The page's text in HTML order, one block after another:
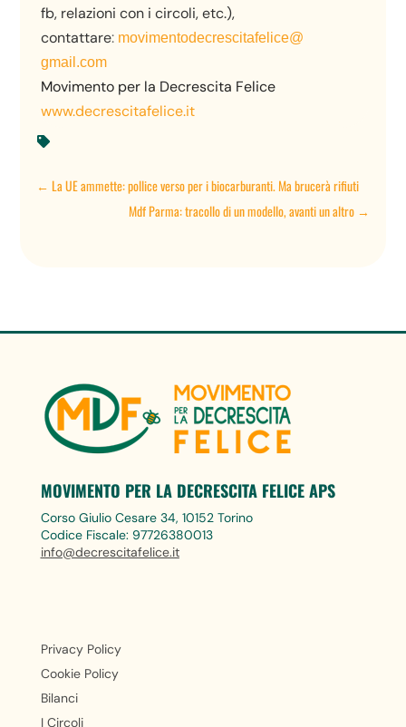
fb, relazioni con i circoli, etc.),
contattare: movimentodecrescitafelice@
gmail.com
Movimento per la Decrescita Felice
www.decrescitafelice.it

←La UE ammette: pollice verso per i biocarburanti. Ma brucerà rifiuti
Mdf Parma: tracollo di un modello, avanti un altro→
MOVIMENTO PER LA DECRESCITA FELICE APS
Corso Giulio Cesare 34, 10152 Torino
Codice Fiscale: 97726380013
info@decrescitafelice.it
Privacy Policy
Cookie Policy
Bilanci
I Circoli